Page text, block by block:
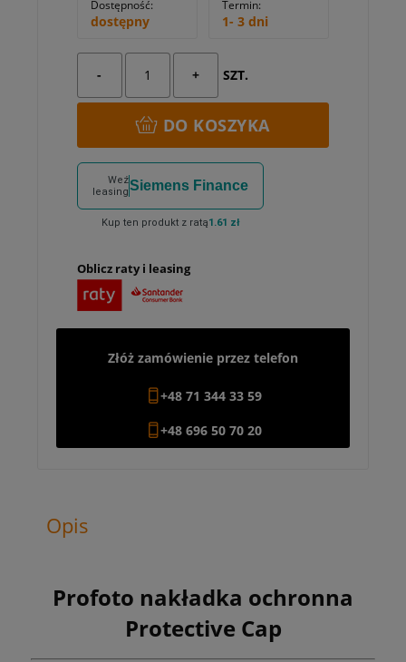
Dostępność:
dostępny
Termin:
1- 3 dni
- + SZT.
DO KOSZYKA
Weź
leasingSiemens Finance
Kup ten produkt z ratą1.61 zł
Oblicz raty i leasing
Złóż zamówienie przez telefon
+48 71 344 33 59
+48 696 50 70 20
Opis
Profoto nakładka ochronna
Protective Cap